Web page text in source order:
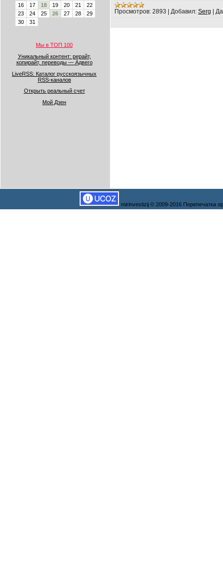
16
17 18 19 20 21
22
23
24 25 26 27 28
29
30
31
Мы в ТОП 100
Уникальный контент: рерайт,
копирайт, переводы — Адвего
LiveRSS: Каталог русскоязычных
RSS-каналов
Открыть реальный счет
Мой Дзен
Просмотров: 2893 | Добавил: Serg |
mirinvestizij © 2009-2016 Перепечатка